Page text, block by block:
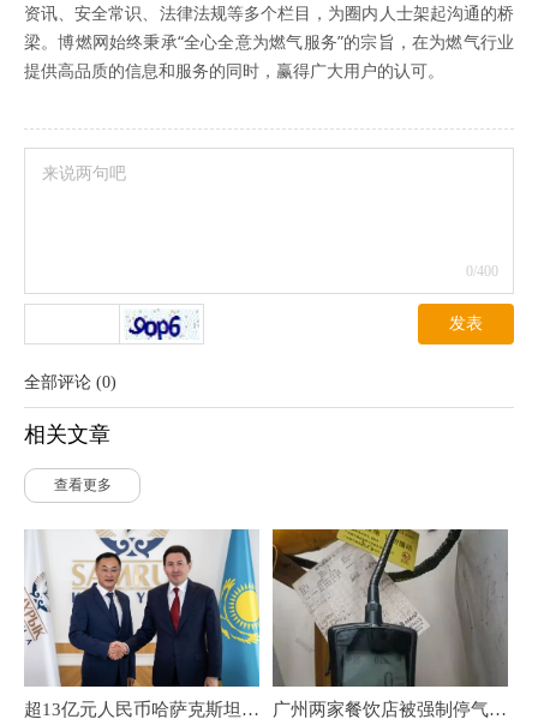
0/400
发表
全部评论 (0)
相关文章
查看更多
资讯、安全常识、法律法规等多个栏目，为圈内人士架起沟通的桥
梁。博燃网始终秉承“全心全意为燃气服务”的宗旨，在为燃气行业
提供高品质的信息和服务的同时，赢得广大用户的认可。
超13亿元人民币哈萨克斯坦大
广州两家餐饮店被强制停气！